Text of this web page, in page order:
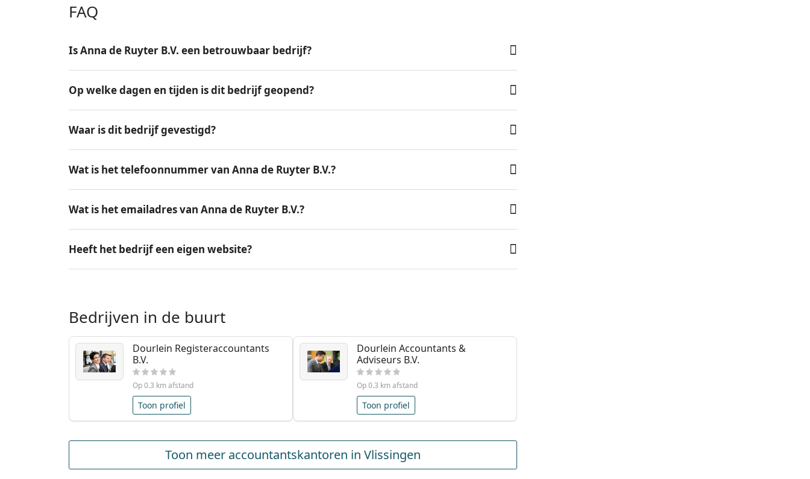
FAQ
Is Anna de Ruyter B.V. een betrouwbaar bedrijf?
Op welke dagen en tijden is dit bedrijf geopend?
Waar is dit bedrijf gevestigd?
Wat is het telefoonnummer van Anna de Ruyter B.V.?
Wat is het emailadres van Anna de Ruyter B.V.?
Heeft het bedrijf een eigen website?
Bedrijven in de buurt
Dourlein Registeraccountants
B.V.
Op 0.3 km afstand
Toon profiel
Dourlein Accountants &
Adviseurs B.V.
Op 0.3 km afstand
Toon profiel
Toon meer accountantskantoren in Vlissingen